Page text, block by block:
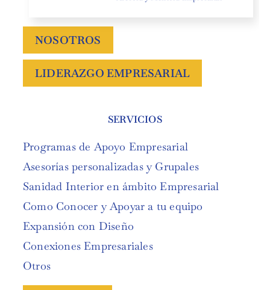
NOSOTROS
LIDERAZGO EMPRESARIAL
SERVICIOS
Programas de Apoyo Empresarial
Asesorías personalizadas y Grupales
Sanidad Interior en ámbito Empresarial
Como Conocer y Apoyar a tu equipo
Expansión con Diseño
Conexiones Empresariales
Otros